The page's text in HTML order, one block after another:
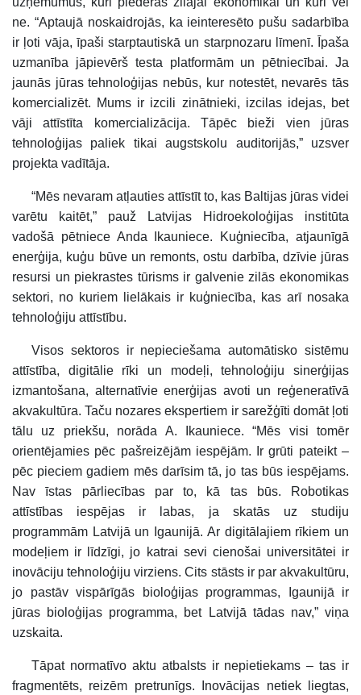
ne. “Aptaujā noskaidrojās, ka ieinteresēto pušu sadarbība
ir ļoti vāja, īpaši starptautiskā un starpnozaru līmenī. Īpaša
uzmanība jāpievērš testa platformām un pētniecībai. Ja
jaunās jūras tehnoloģijas nebūs, kur notestēt, nevarēs tās
komercializēt. Mums ir izcili zinātnieki, izcilas idejas, bet
vāji attīstīta komercializācija. Tāpēc bieži vien jūras
tehnoloģijas paliek tikai augstskolu auditorijās,” uzsver
projekta vadītāja.
“Mēs nevaram atļauties attīstīt to, kas Baltijas jūras videi
varētu kaitēt,” pauž Latvijas Hidroekoloģijas institūta
vadošā pētniece Anda Ikauniece. Kuģniecība, atjaunīgā
enerģija, kuģu būve un remonts, ostu darbība, dzīvie jūras
resursi un piekrastes tūrisms ir galvenie zilās ekonomikas
sektori, no kuriem lielākais ir kuģniecība, kas arī nosaka
tehnoloģiju attīstību.
Visos sektoros ir nepieciešama automātisko sistēmu
attīstība, digitālie rīki un modeļi, tehnoloģiju sinerģijas
izmantošana, alternatīvie enerģijas avoti un reģeneratīvā
akvakultūra. Taču nozares ekspertiem ir sarežģīti domāt ļoti
tālu uz priekšu, norāda A. Ikauniece. “Mēs visi tomēr
orientējamies pēc pašreizējām iespējām. Ir grūti pateikt –
pēc pieciem gadiem mēs darīsim tā, jo tas būs iespējams.
Nav īstas pārliecības par to, kā tas būs. Robotikas
attīstības iespējas ir labas, ja skatās uz studiju
programmām Latvijā un Igaunijā. Ar digitālajiem rīkiem un
modeļiem ir līdzīgi, jo katrai sevi cienošai universitātei ir
inovāciju tehnoloģiju virziens. Cits stāsts ir par akvakultūru,
jo pastāv vispārīgās bioloģijas programmas, Igaunijā ir
jūras bioloģijas programma, bet Latvijā tādas nav,” viņa
uzskaita.
Tāpat normatīvo aktu atbalsts ir nepietiekams – tas ir
fragmentēts, reizēm pretrunīgs. Inovācijas netiek liegtas,